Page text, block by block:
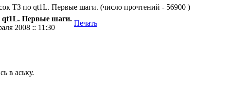
ТЗ по qt1L. Первые шаги. (число прочтений - 56900 )
qt1L. Первые шаги.
2008 :: 11:30
Печать
в аську.